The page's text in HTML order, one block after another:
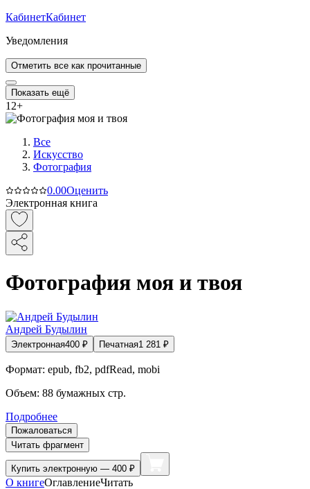
КабинетКабинет
Уведомления
Отметить все как прочитанные
Показать ещё
12+
Все
Искусство
Фотография
0.00Оценить
Электронная книга
Фотография моя и твоя
Андрей Будылин
Электронная400 ₽ Печатная1 281 ₽
Формат: epub, fb2, pdfRead, mobi
Объем: 88 бумажных стр.
Подробнее
Пожаловаться
Читать фрагмент
Купить электронную — 400 ₽
О книгеОглавлениеЧитать